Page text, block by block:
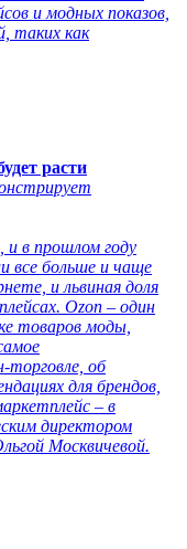
и модных показов,
таких как
расти
в прошлом году
все больше и чаще
и львиная доля
Ozon – один
товаров моды,
об
для брендов,
– в
директором
Москвичевой.